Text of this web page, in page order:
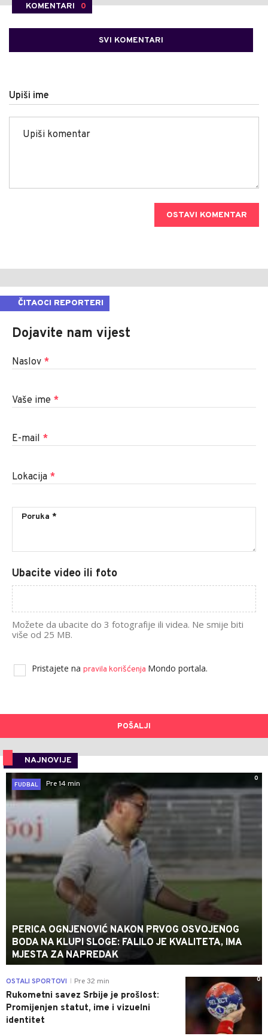
KOMENTARI 0
SVI KOMENTARI
Upiši ime
OSTAVI KOMENTAR
ČITAOCI REPORTERI
Dojavite nam vijest
Naslov *
Vaše ime *
E-mail *
Lokacija *
Ubacite video ili foto
Možete da ubacite do 3 fotografije ili videa. Ne smije biti
više od 25 MB.
Pristajete na pravila korišćenja Mondo portala.
POŠALJI
NAJNOVIJE
0
FUDBAL
Pre 14 min
PERICA OGNJENOVIĆ NAKON PRVOG OSVOJENOG
BODA NA KLUPI SLOGE: FALILO JE KVALITETA, IMA
MJESTA ZA NAPREDAK
0
OSTALI SPORTOVI Pre 32 min
Rukometni savez Srbije je prošlost:
Promijenjen statut, ime i vizuelni
identitet